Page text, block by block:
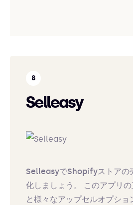
Selleasy
SelleasyでShopifyストアの
化しましょう。 このアプリ
と様々なアップセルオプショ